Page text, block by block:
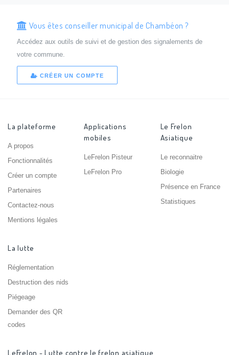
Vous êtes conseiller municipal de Chambéon ?
Accédez aux outils de suivi et de gestion des signalements de
votre commune.
CRÉER UN COMPTE
La plateforme
A propos
Fonctionnalités
Créer un compte
Partenaires
Contactez-nous
Mentions légales
Applications
mobiles
LeFrelon Pisteur
LeFrelon Pro
Le Frelon
Asiatique
Le reconnaitre
Biologie
Présence en France
Statistiques
La lutte
Réglementation
Destruction des nids
Piégeage
Demander des QR
codes
LeFrelon - Lutte contre le frelon asiatique